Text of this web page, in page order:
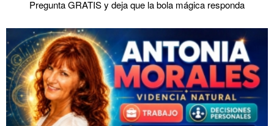
Pregunta GRATIS y deja que la bola mágica responda